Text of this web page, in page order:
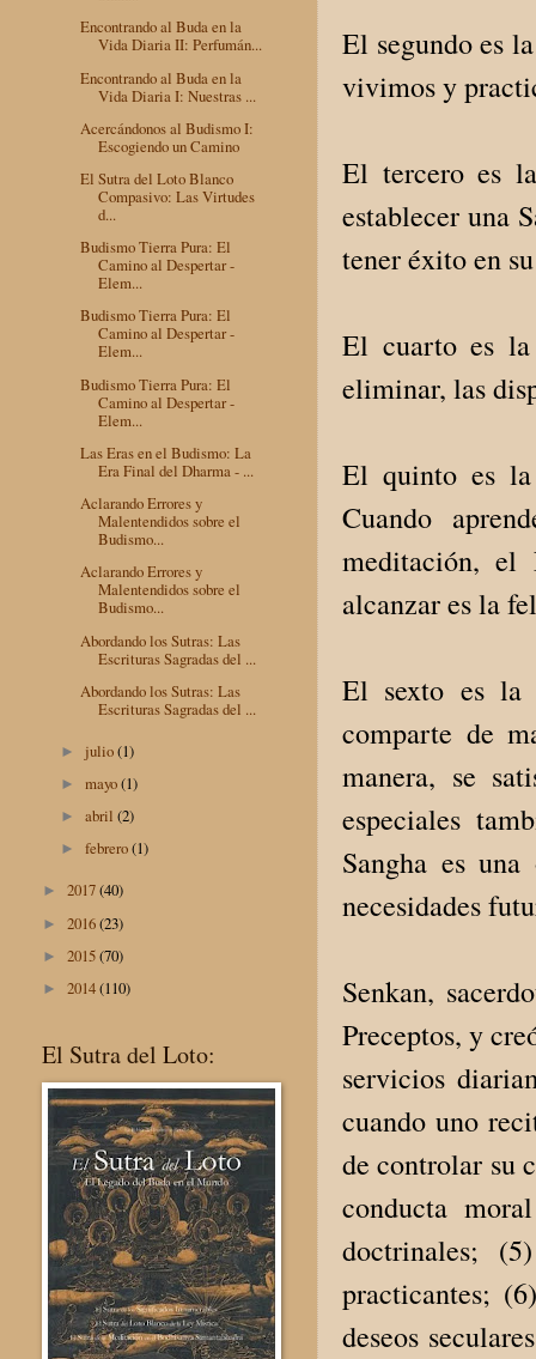
El segundo es
vivimos y
El tercero es
establecer una
tener éxito en
El cuarto es
eliminar, las
El quinto es la
Cuando
meditación, el
alcanzar es la
El sexto es la
comparte de
manera, se
especiales
Sangha es
necesidades
Senkan,
Preceptos, y
servicios
cuando uno
de controlar su
conducta
doctrinales;
practicantes;
deseos
Encontrando al Buda en la
Vida Diaria II: Perfumán...
Encontrando al Buda en la
Vida Diaria I: Nuestras ...
Acercándonos al Budismo I:
Escogiendo un Camino
El Sutra del Loto Blanco
Compasivo: Las Virtudes
d...
Budismo Tierra Pura: El
Camino al Despertar -
Elem...
Budismo Tierra Pura: El
Camino al Despertar -
Elem...
Budismo Tierra Pura: El
Camino al Despertar -
Elem...
Las Eras en el Budismo: La
Era Final del Dharma - ...
Aclarando Errores y
Malentendidos sobre el
Budismo...
Aclarando Errores y
Malentendidos sobre el
Budismo...
Abordando los Sutras: Las
Escrituras Sagradas del ...
Abordando los Sutras: Las
Escrituras Sagradas del ...
► julio(1)
►mayo(1)
►abril(2)
►febrero(1)
► 2017(40)
► 2016(23)
► 2015(70)
► 2014(110)
El Sutra del Loto: